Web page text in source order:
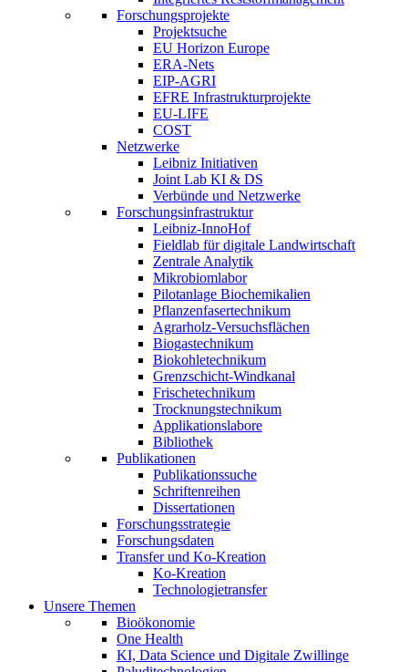
Forschungsprojekte
Projektsuche
EU Horizon Europe
ERA-Nets
EIP-AGRI
EFRE Infrastrukturprojekte
EU-LIFE
COST
Netzwerke
Leibniz Initiativen
Joint Lab KI & DS
Verbünde und Netzwerke
Forschungsinfrastruktur
Leibniz-InnoHof
Fieldlab für digitale Landwirtschaft
Zentrale Analytik
Mikrobiomlabor
Pilotanlage Biochemikalien
Pflanzenfasertechnikum
Agrarholz-Versuchsflächen
Biogastechnikum
Biokohletechnikum
Grenzschicht-Windkanal
Frischetechnikum
Trocknungstechnikum
Applikationslabore
Bibliothek
Publikationen
Publikationssuche
Schriftenreihen
Dissertationen
Forschungsstrategie
Forschungsdaten
Transfer und Ko-Kreation
Ko-Kreation
Technologietransfer
Unsere Themen
Bioökonomie
One Health
KI, Data Science und Digitale Zwillinge